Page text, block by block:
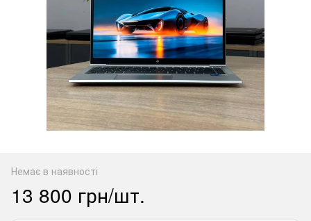
Немає в наявності
13 800 грн/шт.